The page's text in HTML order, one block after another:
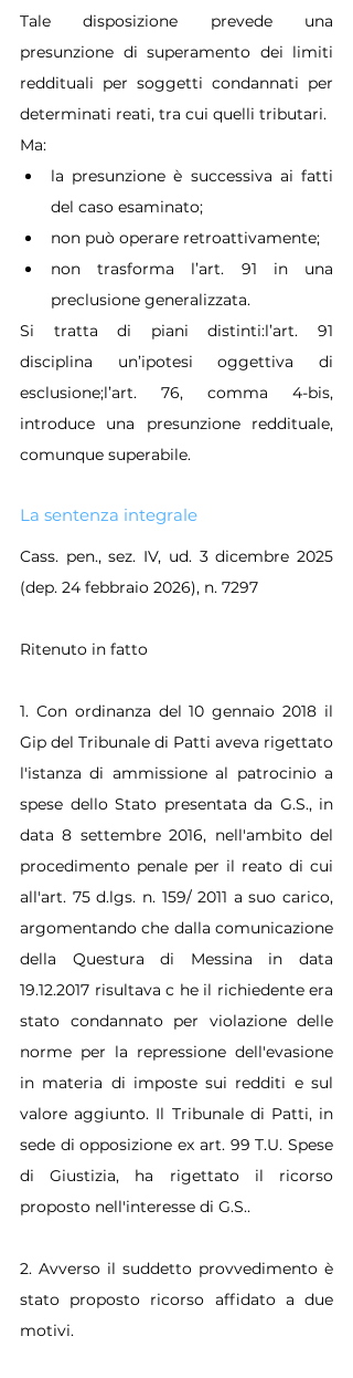
Tale disposizione prevede una
presunzione di superamento dei limiti
reddituali per soggetti condannati per
determinati reati, tra cui quelli tributari.
Ma:
la presunzione è successiva ai fatti
del caso esaminato;
non può operare retroattivamente;
non trasforma l’art. 91 in una
preclusione generalizzata.
Si tratta di piani distinti:l’art. 91
disciplina un’ipotesi oggettiva di
esclusione;l’art. 76, comma 4-bis,
introduce una presunzione reddituale,
comunque superabile.
La sentenza integrale
Cass. pen., sez. IV, ud. 3 dicembre 2025
(dep. 24 febbraio 2026), n. 7297
Ritenuto in fatto
1. Con ordinanza del 10 gennaio 2018 il
Gip del Tribunale di Patti aveva rigettato
l'istanza di ammissione al patrocinio a
spese dello Stato presentata da G.S., in
data 8 settembre 2016, nell'ambito del
procedimento penale per il reato di cui
all'art. 75 d.lgs. n. 159/ 2011 a suo carico,
argomentando che dalla comunicazione
della Questura di Messina in data
19.12.2017 risultava c he il richiedente era
stato condannato per violazione delle
norme per la repressione dell'evasione
in materia di imposte sui redditi e sul
valore aggiunto. Il Tribunale di Patti, in
sede di opposizione ex art. 99 T.U. Spese
di Giustizia, ha rigettato il ricorso
proposto nell'interesse di G.S..
2. Avverso il suddetto provvedimento è
stato proposto ricorso affidato a due
motivi.